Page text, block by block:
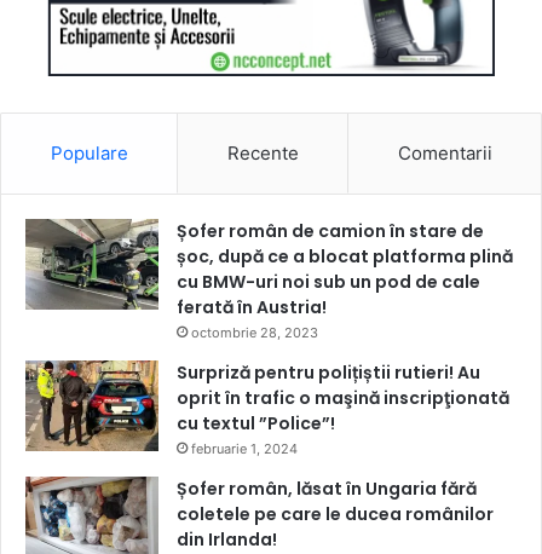
Populare Recente Comentarii
Șofer român de camion în stare de
șoc, după ce a blocat platforma plină
cu BMW-uri noi sub un pod de cale
ferată în Austria!
octombrie 28, 2023
Surpriză pentru polițiștii rutieri! Au
oprit în trafic o maşină inscripţionată
cu textul ”Police”!
februarie 1, 2024
Șofer român, lăsat în Ungaria fără
coletele pe care le ducea românilor
din Irlanda!